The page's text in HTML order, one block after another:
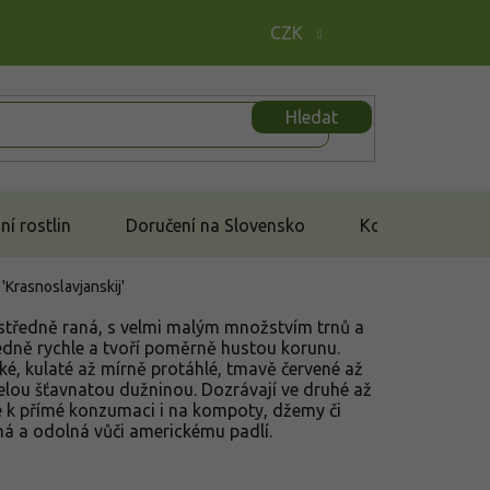
CZK
Hledat
rostlin Doručení na Slovensko Kontakt
raná, s velmi malým množstvím trnů a
rychle a tvoří poměrně hustou korunu.
kulaté až mírně protáhlé, tmavě červené až
šťavnatou dužninou. Dozrávají ve druhé až
k přímé konzumaci i na kompoty, džemy či
a odolná vůči americkému padlí.